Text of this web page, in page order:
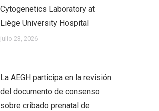
Cytogenetics Laboratory at
Liège University Hospital
julio 23, 2026
La AEGH participa en la revisión
del documento de consenso
sobre cribado prenatal de